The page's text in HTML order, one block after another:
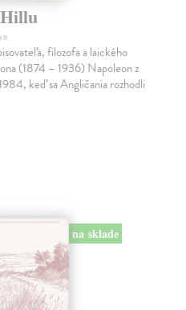
filozofa a laického
(1874 – 1936) Napoleon z
keď sa Angličania rozhodli
na sklade